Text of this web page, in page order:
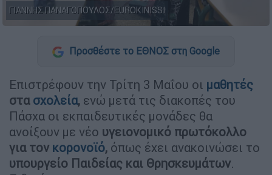
ΓΙΑΝΝΗΣ ΠΑΝΑΓΟΠΟΥΛΟΣ/EUROKINISSI
Προσθέστε το ΕΘΝΟΣ στη Google
Επιστρέφουν την Τρίτη 3 Μαΐου οι μαθητές
στα σχολεία, ενώ μετά τις διακοπές του
Πάσχα οι εκπαιδευτικές μονάδες θα
ανοίξουν με νέο υγειονομικό πρωτόκολλο
για τον κορονοϊό, όπως έχει ανακοινώσει το
υπουργείο Παιδείας και Θρησκευμάτων.